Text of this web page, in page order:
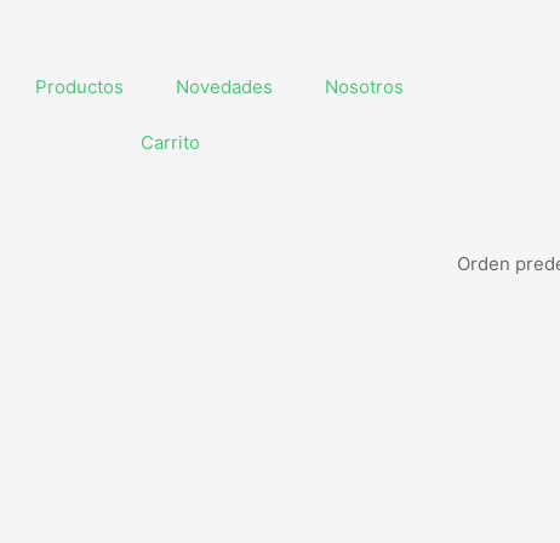
Productos Novedades Nosotros
Carrito